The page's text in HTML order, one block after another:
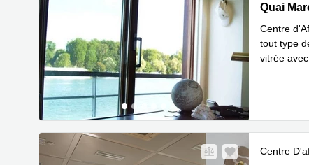
Le
Quai
Centre
tout type
vitrée
Centre